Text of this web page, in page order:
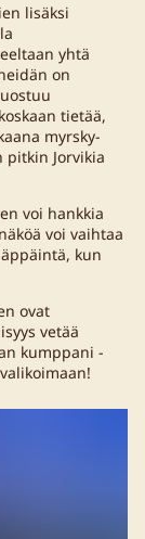
lisäksi
yhtä
on
tietää,
myrsky-
pitkin Jorvikia
voi hankkia
voi vaihtaa
kun
ovat
vetää
kumppani -